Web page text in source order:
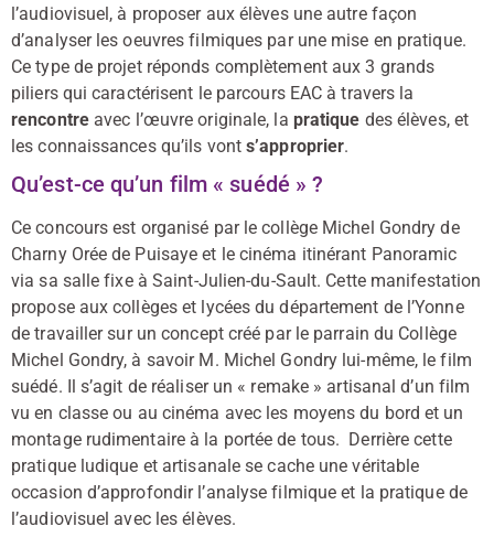
l’audiovisuel, à proposer aux élèves une autre façon
d’analyser les oeuvres filmiques par une mise en pratique.
Ce type de projet réponds complètement aux 3 grands
piliers qui caractérisent le parcours EAC à travers la
rencontreavec l’œuvre originale, la pratique des élèves, et
les connaissances qu’ils vonts’approprier.
Qu’est-ce qu’un film « suédé » ?
Ce concours est organisé par le collège Michel Gondry de
Charny Orée de Puisaye et le cinéma itinérant Panoramic
via sa salle fixe à Saint-Julien-du-Sault. Cette manifestation
propose aux collèges et lycées du département de l’Yonne
de travailler sur un concept créé par le parrain du Collège
Michel Gondry, à savoir M. Michel Gondry lui-même, le film
suédé. Il s’agit de réaliser un « remake » artisanal d’un film
vu en classe ou au cinéma avec les moyens du bord et un
montage rudimentaire à la portée de tous. Derrière cette
pratique ludique et artisanale se cache une véritable
occasion d’approfondir l’analyse filmique et la pratique de
l’audiovisuel avec les élèves.